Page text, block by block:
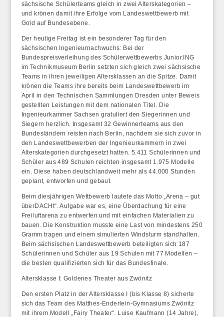
sächsische Schülerteams gleich in zwei Alterskategorien –
und krönen damit ihre Erfolge vom Landeswettbewerb mit
Gold auf Bundesebene.
Der heutige Freitag ist ein besonderer Tag für den
sächsischen Ingenieurnachwuchs: Bei der
Bundespreisverleihung des Schülerwettbewerbs Junior.ING
im Technikmuseum Berlin setzten sich gleich zwei sächsische
Teams in ihren jeweiligen Altersklassen an die Spitze. Damit
krönen die Teams ihre bereits beim Landeswettbewerb im
April in den Technischen Sammlungen Dresden unter Beweis
gestellten Leistungen mit dem nationalen Titel. Die
Ingenieurkammer Sachsen gratuliert den Siegerinnen und
Siegern herzlich. Insgesamt 32 Gewinnerteams aus den
Bundesländern reisten nach Berlin, nachdem sie sich zuvor in
den Landeswettbewerben der Ingenieurkammern in zwei
Alterskategorien durchgesetzt hatten. 5.411 Schülerinnen und
Schüler aus 489 Schulen reichten insgesamt 1.975 Modelle
ein. Diese haben deutschlandweit mehr als 44.000 Stunden
geplant, entworfen und gebaut.
Beim diesjährigen Wettbewerb lautete das Motto „Arena – gut
überDACHt“. Aufgabe war es, eine Überdachung für eine
Freiluftarena zu entwerfen und mit einfachen Materialien zu
bauen. Die Konstruktion musste eine Last von mindestens 250
Gramm tragen und einem simulierten Windsturm standhalten.
Beim sächsischen Landeswettbewerb beteiligten sich 187
Schülerinnen und Schüler aus 19 Schulen mit 77 Modellen –
die besten qualifizierten sich für das Bundesfinale.
Altersklasse I: Goldenes Theater aus Zwönitz
Den ersten Platz in der Altersklasse I (bis Klasse 8) sicherte
sich das Team des Matthes-Enderlein-Gymnasiums Zwönitz
mit ihrem Modell„Fairy Theater“. Luise Kaufmann (14 Jahre),